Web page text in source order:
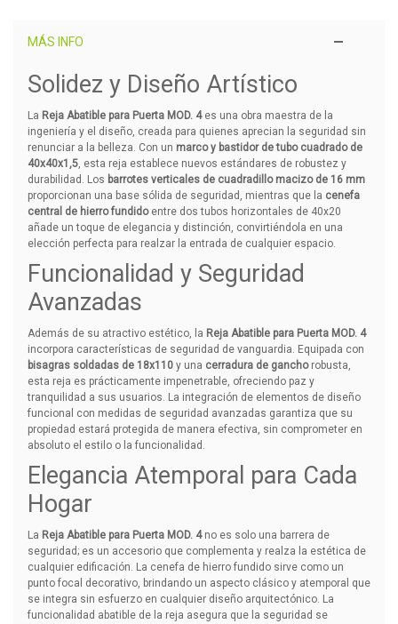
MÁS INFO
Solidez y Diseño Artístico
La Reja Abatible para Puerta MOD. 4es una obra maestra de la
ingeniería y el diseño, creada para quienes aprecian la seguridad sin
renunciar a la belleza. Con un marco y bastidor de tubo cuadrado de
40x40x1,5, esta reja establece nuevos estándares de robustez y
durabilidad. Los barrotes verticales de cuadradillo macizo de 16 mm
proporcionan una base sólida de seguridad, mientras que la cenefa
central de hierro fundidoentre dos tubos horizontales de 40x20
añade un toque de elegancia y distinción, convirtiéndola en una
elección perfecta para realzar la entrada de cualquier espacio.
Funcionalidad y Seguridad
Avanzadas
Además de su atractivo estético, la Reja Abatible para Puerta MOD. 4
incorpora características de seguridad de vanguardia. Equipada con
bisagras soldadas de 18x110y una cerradura de ganchorobusta,
esta reja es prácticamente impenetrable, ofreciendo paz y
tranquilidad a sus usuarios. La integración de elementos de diseño
funcional con medidas de seguridad avanzadas garantiza que su
propiedad estará protegida de manera efectiva, sin comprometer en
absoluto el estilo o la funcionalidad.
Elegancia Atemporal para Cada
Hogar
La Reja Abatible para Puerta MOD. 4no es solo una barrera de
seguridad; es un accesorio que complementa y realza la estética de
cualquier edificación. La cenefa de hierro fundido sirve como un
punto focal decorativo, brindando un aspecto clásico y atemporal que
se integra sin esfuerzo en cualquier diseño arquitectónico. La
funcionalidad abatible de la reja asegura que la seguridad se